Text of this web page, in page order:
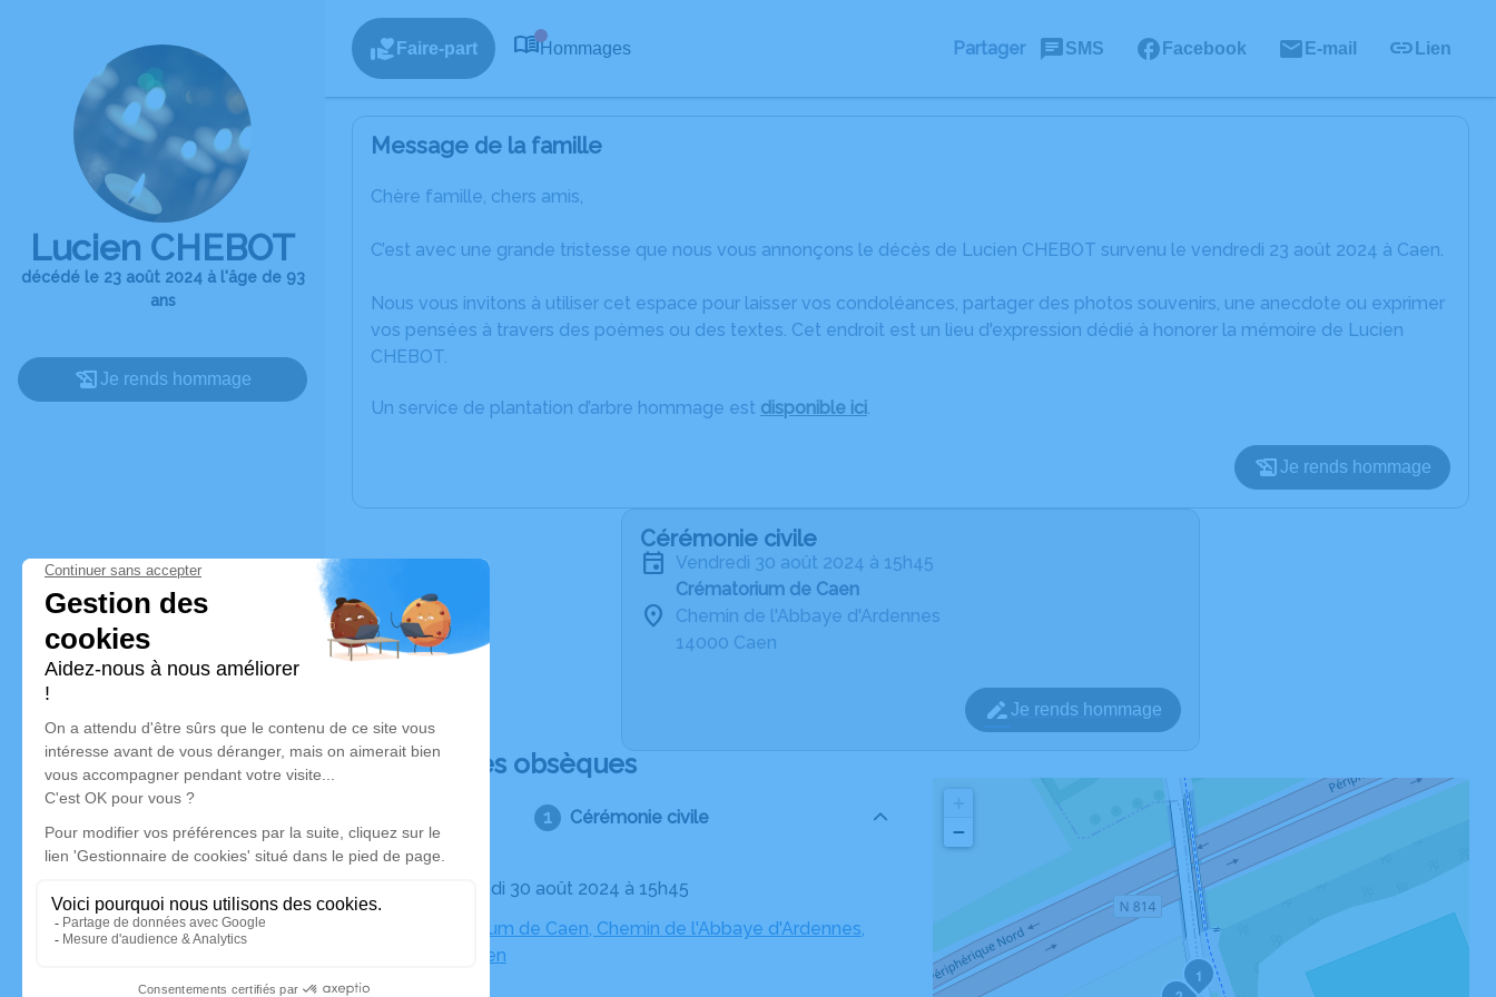
Lucien CHEBOT
décédé le 23 août 2024 à l'âge de 93
ans
Je rends hommage
Faire-part Hommages Partager SMS Facebook E-mail Lien
Message de la famille
Chère famille, chers amis,
C’est avec une grande tristesse que nous vous annonçons le décès de Lucien CHEBOT survenu le vendredi 23 août 2024 à Caen.
Nous vous invitons à utiliser cet espace pour laisser vos condoléances, partager des photos souvenirs, une anecdote ou exprimer
vos pensées à travers des poèmes ou des textes. Cet endroit est un lieu d'expression dédié à honorer la mémoire de Lucien
CHEBOT.
Un service de plantation d’arbre hommage est disponible ici.
Je rends hommage
Cérémonie civile
vendredi 30 août 2024 à 15h45
Crématorium de Caen
Chemin de l'Abbaye d'Ardennes
14000 Caen
Je rends hommage
Déroulé des obsèques
Cérémonie civile
Le vendredi 30 août 2024 à 15h45
Crématorium de Caen, Chemin de l'Abbaye d'Ardennes,
14000 Caen
1
−